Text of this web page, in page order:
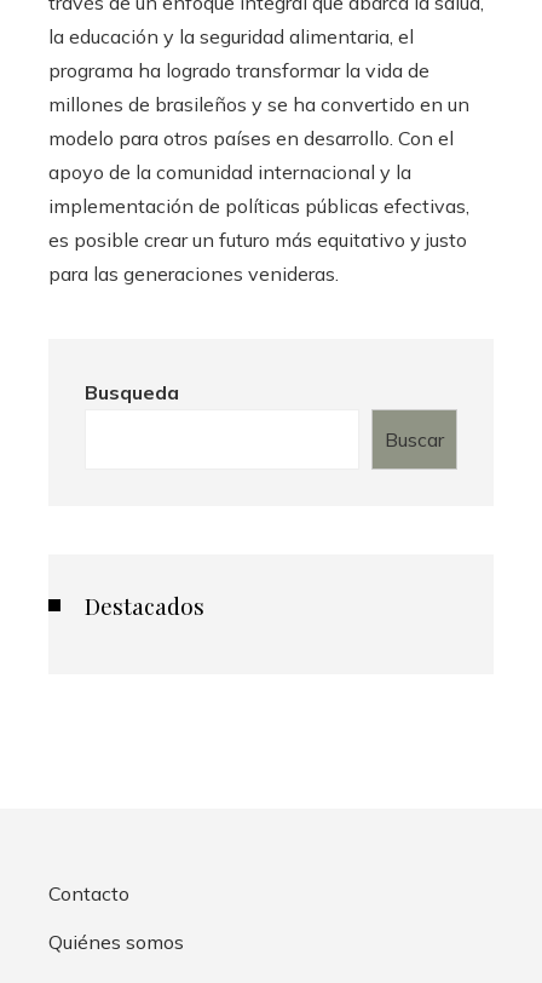
la educación y la seguridad alimentaria, el
programa ha logrado transformar la vida de
millones de brasileños y se ha convertido en un
modelo para otros países en desarrollo. Con el
apoyo de la comunidad internacional y la
implementación de políticas públicas efectivas,
es posible crear un futuro más equitativo y justo
para las generaciones venideras.
Busqueda
Buscar
Destacados
Contacto
Quiénes somos